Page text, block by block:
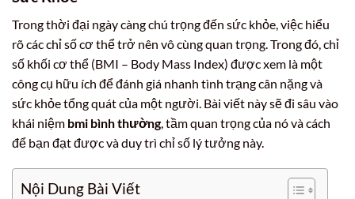
Trong thời đại ngày càng chú trọng đến sức khỏe, việc hiểu
rõ các chỉ số cơ thể trở nên vô cùng quan trọng. Trong đó, chỉ
số khối cơ thể (BMI – Body Mass Index) được xem là một
công cụ hữu ích để đánh giá nhanh tình trạng cân nặng và
sức khỏe tổng quát của một người. Bài viết này sẽ đi sâu vào
khái niệm bmi bình thường, tầm quan trọng của nó và cách
để bạn đạt được và duy trì chỉ số lý tưởng này.
Nội Dung Bài Viết